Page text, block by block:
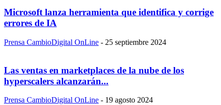
Microsoft lanza herramienta que identifica y corrige
errores de IA
Prensa CambioDigital OnLine - 25 septiembre 2024
Las ventas en marketplaces de la nube de los
hyperscalers alcanzarán...
Prensa CambioDigital OnLine - 19 agosto 2024